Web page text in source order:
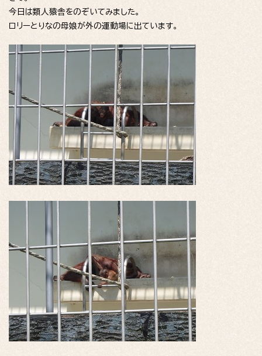
今日は類人猿舎をのぞいてみました。
ロリーとりなの母娘が外の運動場に出ています。